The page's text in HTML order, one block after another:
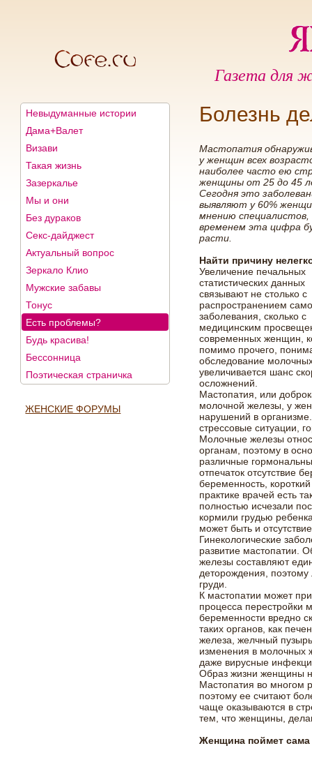
Газета для
Невыдуманные истории
Дама+Валет
Визави
Такая жизнь
Зазеркалье
Мы и они
Без дураков
Секс-дайджест
Актуальный вопрос
Зеркало Клио
Мужские забавы
Тонус
Есть проблемы?
Будь красива!
Бессонница
Поэтическая страничка
ЖЕНСКИЕ ФОРУМЫ
Болезнь
Мастопатия
у женщин всех
наиболее часто ею
женщины от 25 до 45
Сегодня это
выявляют у 60%
мнению специалистов,
временем эта цифра
расти.
Найти причину
Увеличение печальных
статистических данных
связывают не столько с
распространением
заболевания, сколько с
медицинским
современных женщин,
помимо прочего,
обследование
увеличивается шанс
осложнений.
Мастопатия, или
молочной железы, у
нарушений в
стрессовые ситуации,
Молочные железы
органам, поэтому в
различные
отпечаток отсутствие
беременность,
практике врачей есть
полностью исчезали
кормили грудью
может быть и
Гинекологические
развитие мастопатии.
железы составляют
деторождения,
груди.
К мастопатии может
процесса перестройки
беременности вредно
таких органов, как
железа, желчный
изменения в молочных
даже вирусные
Образ жизни женщины
Мастопатия во многом
поэтому ее считают
чаще оказываются в
тем, что женщины,
Женщина поймет сама